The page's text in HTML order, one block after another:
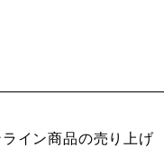
イン商品の売り上げ